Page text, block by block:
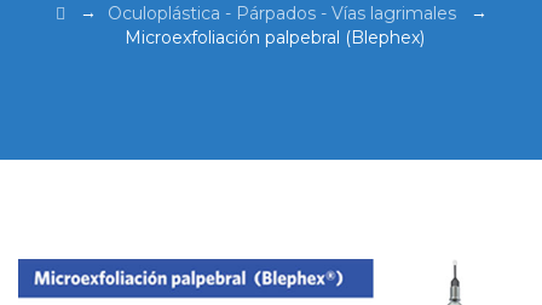
→ Oculoplástica - Párpados - Vías lagrimales→
Microexfoliación palpebral (Blephex)